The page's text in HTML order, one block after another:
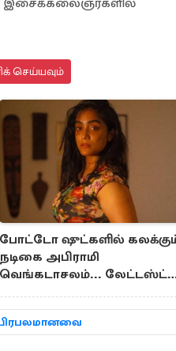
இசைக்கலைஞர்களில்
செய்யவும்
போட்டோ ஷுட்களில்
நடிகை அபிராமி
வெங்கடாசலம்... லேட்டஸ்ட்